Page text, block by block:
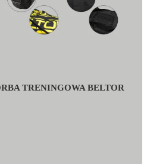
TRENINGOWA BELTOR